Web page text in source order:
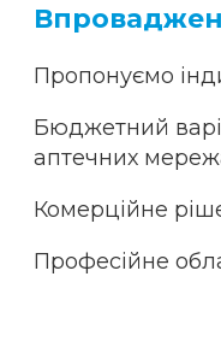
Пропонуємо
Бюджетний
аптечних
Комерційне
Професійне